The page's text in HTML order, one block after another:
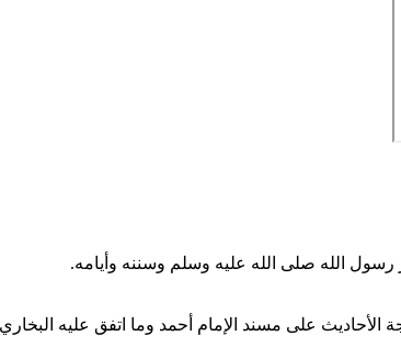
الله صلى الله عليه وسلم وسننه وأيامه.
الأحاديث على مسند الإمام أحمد وما اتفق عليه